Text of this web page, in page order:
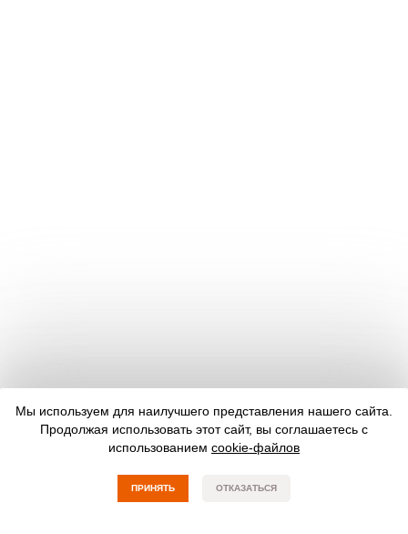
Мы используем для наилучшего представления нашего сайта.
Продолжая использовать этот сайт, вы соглашаетесь с
использованием cookie-файлов
ПРИНЯТЬ ОТКАЗАТЬСЯ